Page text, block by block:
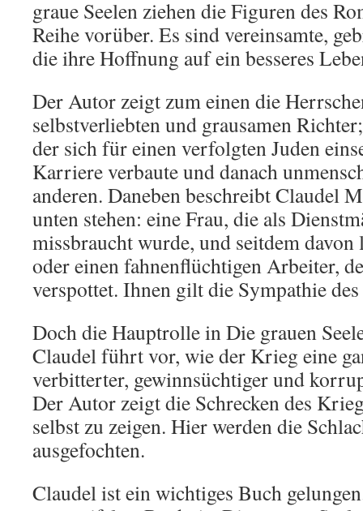
graue Seelen ziehen die Figuren des
Reihe vorüber. Es sind vereinsamte,
die ihre Hoffnung auf ein besseres
Der Autor zeigt zum einen die
selbstverliebten und grausamen
der sich für einen verfolgten Juden
Karriere verbaute und danach
anderen. Daneben beschreibt Claudel
unten stehen: eine Frau, die als
missbraucht wurde, und seitdem
oder einen fahnenflüchtigen Arbeiter,
verspottet. Ihnen gilt die Sympathie
Doch die Hauptrolle in Die grauen
Claudel führt vor, wie der Krieg eine
verbitterter, gewinnsüchtiger und
Der Autor zeigt die Schrecken des
selbst zu zeigen. Hier werden die
ausgefochten.
Claudel ist ein wichtiges Buch